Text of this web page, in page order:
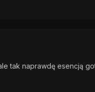
tak naprawdę esencją